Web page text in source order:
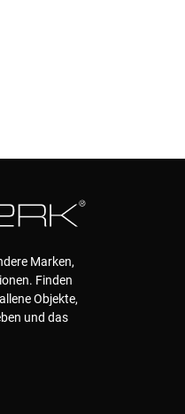
Marken,
Finden
Objekte,
und das